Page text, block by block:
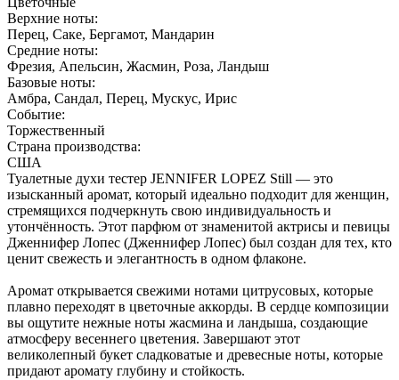
Верхние ноты:
Перец, Саке, Бергамот, Мандарин
Средние ноты:
Фрезия, Апельсин, Жасмин, Роза, Ландыш
Базовые ноты:
Амбра, Сандал, Перец, Мускус, Ирис
Событие:
Торжественный
Страна производства:
США
Туалетные духи тестер JENNIFER LOPEZ Still — это
изысканный аромат, который идеально подходит для женщин,
стремящихся подчеркнуть свою индивидуальность и
утончённость. Этот парфюм от знаменитой актрисы и певицы
Дженнифер Лопес (Дженнифер Лопес) был создан для тех, кто
ценит свежесть и элегантность в одном флаконе.
Аромат открывается свежими нотами цитрусовых, которые
плавно переходят в цветочные аккорды. В сердце композиции
вы ощутите нежные ноты жасмина и ландыша, создающие
атмосферу весеннего цветения. Завершают этот
великолепный букет сладковатые и древесные ноты, которые
придают аромату глубину и стойкость.